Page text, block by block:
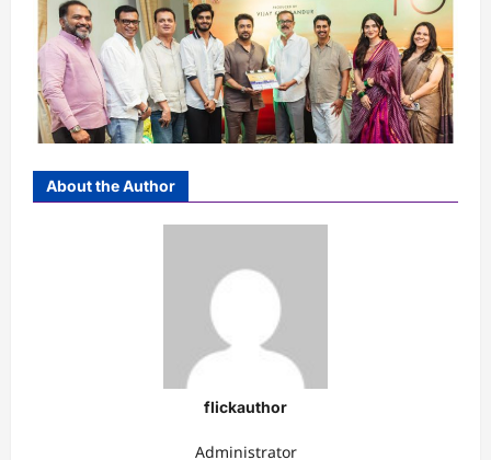
About the Author
flickauthor
Administrator